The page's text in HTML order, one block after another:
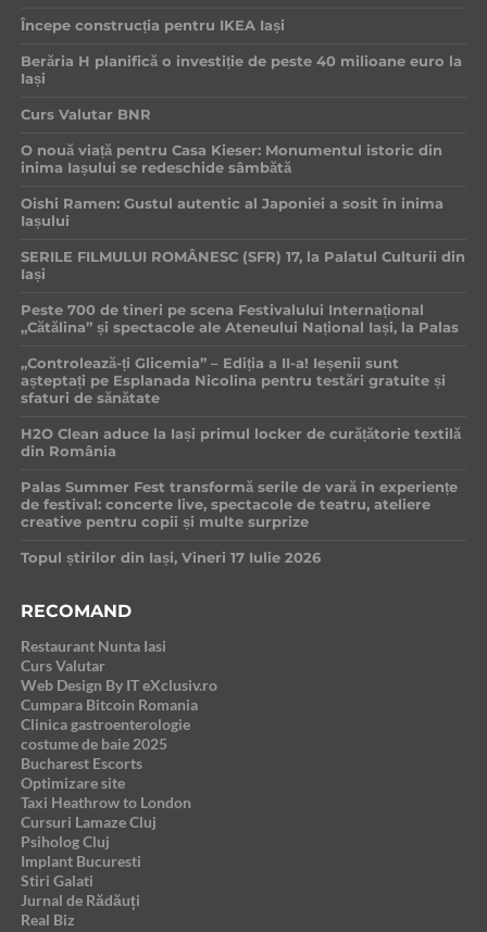
Începe construcția pentru IKEA Iași
Berăria H planifică o investiție de peste 40 milioane euro la
Iași
Curs Valutar BNR
O nouă viață pentru Casa Kieser: Monumentul istoric din
inima Iașului se redeschide sâmbătă
Oishi Ramen: Gustul autentic al Japoniei a sosit în inima
Iașului
SERILE FILMULUI ROMÂNESC (SFR) 17, la Palatul Culturii din
Iași
Peste 700 de tineri pe scena Festivalului Internațional
„Cătălina” și spectacole ale Ateneului Național Iași, la Palas
„Controlează-ți Glicemia” – Ediția a II-a! Ieșenii sunt
așteptați pe Esplanada Nicolina pentru testări gratuite și
sfaturi de sănătate
H2O Clean aduce la Iași primul locker de curățătorie textilă
din România
Palas Summer Fest transformă serile de vară în experiențe
de festival: concerte live, spectacole de teatru, ateliere
creative pentru copii și multe surprize
Topul știrilor din Iași, Vineri 17 Iulie 2026
RECOMAND
Restaurant Nunta Iasi
Curs Valutar
Web Design By IT eXclusiv.ro
Cumpara Bitcoin Romania
Clinica gastroenterologie
costume de baie 2025
Bucharest Escorts
Optimizare site
Taxi Heathrow to London
Cursuri Lamaze Cluj
Psiholog Cluj
Implant Bucuresti
Stiri Galati
Jurnal de Rădăuți
Real Biz